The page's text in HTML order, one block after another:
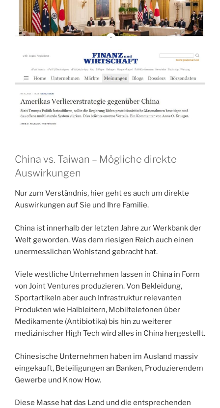
China vs. Taiwan – Mögliche direkte
Auswirkungen
Nur zum Verständnis, hier geht es auch um direkte
Auswirkungen auf Sie und Ihre Familie.
China ist innerhalb der letzten Jahre zur Werkbank der
Welt geworden. Was dem riesigen Reich auch einen
unermesslichen Wohlstand gebracht hat.
Viele westliche Unternehmen lassen in China in Form
von Joint Ventures produzieren. Von Bekleidung,
Sportartikeln aber auch Infrastruktur relevanten
Produkten wie Halbleitern, Mobiltelefonen über
Medikamente (Antibiotika) bis hin zu weiterer
medizinischer High Tech wird alles in China hergestellt.
Chinesische Unternehmen haben im Ausland massiv
eingekauft, Beteiligungen an Banken, Produzierendem
Gewerbe und Know How.
Diese Masse hat das Land und die entsprechenden